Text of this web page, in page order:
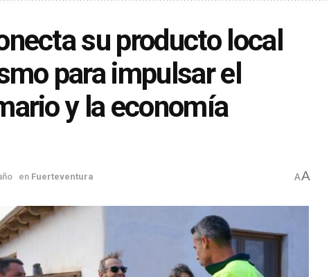
su producto local
para impulsar el
y la economía
en Fuerteventura AA